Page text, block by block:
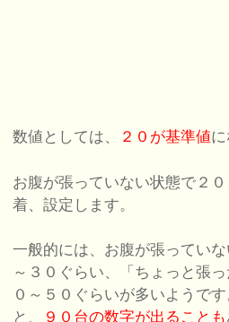
数値としては、 ２０が基準値に
お腹が張っていない状態で２
着、設定します。
一般的には、お腹が張ってい
～３０ぐらい、「ちょっと張
０～５０ぐらいが多いようで
と、
９０台の数字が出ることも